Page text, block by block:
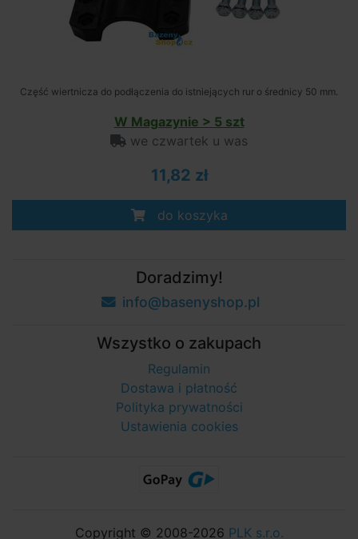
Część wiertnicza do podłączenia do istniejących rur o średnicy 50 mm.
W Magazynie > 5 szt
we czwartek u was
11,82 zł
do koszyka
Doradzimy!
info@basenyshop.pl
Wszystko o zakupach
Regulamin
Dostawa i płatność
Polityka prywatności
Ustawienia cookies
Copyright © 2008-2026 PLK s.r.o.